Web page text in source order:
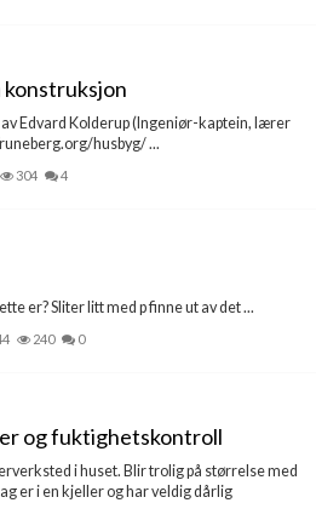
Edvard Kolderup (Ingeniør-kaptein, lærer
husbyg/ ...
304 4
er? Sliter litt med p finne ut av det ...
240 0
og fuktighetskontroll
i huset. Blir trolig på størrelse med
er i en kjeller og har veldig dårlig